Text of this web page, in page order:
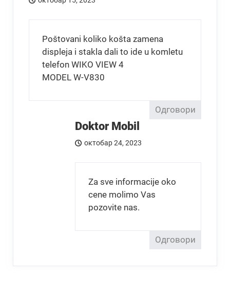
Poštovani koliko košta zamena
displeja i stakla dali to ide u komletu
telefon WIKO VIEW 4
MODEL W-V830
Одговори
Doktor Mobil
октобар 24, 2023
Za sve informacije oko
cene molimo Vas
pozovite nas.
Одговори